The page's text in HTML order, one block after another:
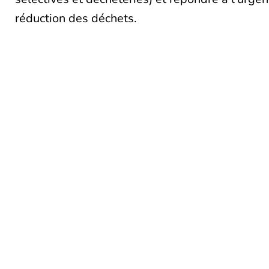
réduction des déchets.